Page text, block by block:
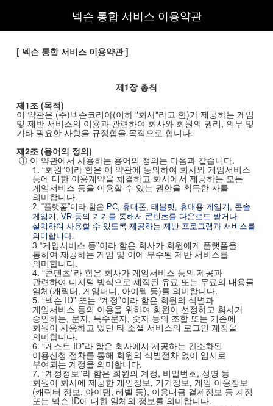
넥슨 통합 서비스 이용약관
[ 넥슨 통합 서비스 이용약관]
제1장 총칙
제1조(목적)
이 약관은 (주)넥슨코리아(이하"회사"라고 함)가 제공하는 게임
및 제반 서비스의 이용과 관련하여 회사와 회원의 권리, 의무 및
기타 필요한 사항을 규정함을 목적으로 합니다.
제2조(용어의 정의)
① 이 약관에서 사용하는 용어의 정의는 다음과 같습니다.
1.“회원”이라 함은 이 약관에 동의하여 회사와 게임서비스
등에 대한 이용계약을 체결하고 회사에서 제공하는 모든
게임서비스 등을 이용할 수 있는 권한을 획득한 자를
의미합니다.
2.“플랫폼”이라 함은 PC, 휴대폰,태블릿 , 휴대용 게임기 , 콘솔
게임기 , VR 등의 기기를 통해서 콘텐츠를 다운로드 받거나
설치하여 사용할 수 있도록 제공하는 제반 프로그램과 서비스를
의미합니다.
3“게임서비스 등”이라 함은 회사가 회원에게 플랫폼을
통하여 제공하는 게임 및 이에 부수된 제반 서비스를
의미합니다.
4.“콘텐츠”라 함은 회사가 게임서비스 등의 제공과
관련하여 디지털 방식으로 제작된 유료 또는 무료의 내용물
일체(캐릭터,게임머니, 아이템 등)를 의미합니다.
5.“넥슨 ID” 또는 “계정”이라 함은 회원의 식별과
게임서비스 등의 이용을 위하여 회원이 선정하고 회사가
승인하는, 문자, 특수문자, 숫자 등의 조합 또는 기존에
회원이 사용하고 있던 타 소셜 서비스의 로그인 계정을
의미합니다.
6.“게스트 ID”라 함은 회사에서 제공하는 간소화된
이용신청 절차를 통해 회원의 식별절차 없이 임시로
부여되는 계정을 의미합니다.
7.“계정정보”라 함은 회원의 계정, 비밀번호, 성명 등
회원이 회사에 제공한 개인정보, 기기정보,게임 이용정보
(캐릭터 정보, 아이템,레벨 등), 이용대금 결제정보 등 계정
또는 넥슨 ID에 대한 일체의 정보를 의미합니다.